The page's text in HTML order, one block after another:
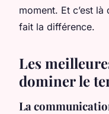
moment. Et c’est
fait la différence.
Les
dominer le
La